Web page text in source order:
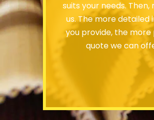
suits your needs.
us. The more detailed
you provide, the
quote we can